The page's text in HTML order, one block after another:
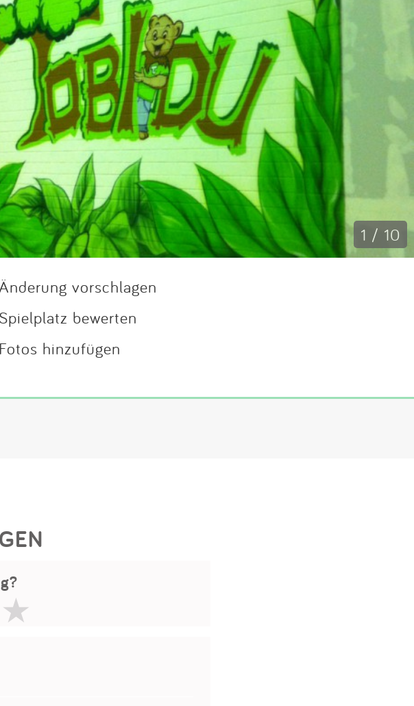
1 / 10
vorschlagen
Spielplatz bewerten
Fotos hinzufügen